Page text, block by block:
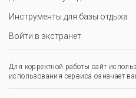
Инструменты для базы отдыха
Войти в экстранет
Для корректной работы сайт
использования сервиса означает